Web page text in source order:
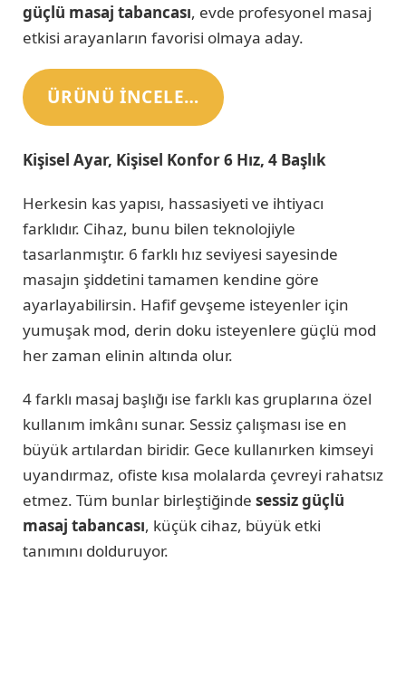
güçlü masaj tabancası, evde profesyonel masaj
etkisi arayanların favorisi olmaya aday.
ÜRÜNÜ INCELE…
Kişisel Ayar, Kişisel Konfor 6 Hız, 4 Başlık
Herkesin kas yapısı, hassasiyeti ve ihtiyacı
farklıdır. Cihaz, bunu bilen teknolojiyle
tasarlanmıştır. 6 farklı hız seviyesi sayesinde
masajın şiddetini tamamen kendine göre
ayarlayabilirsin. Hafif gevşeme isteyenler için
yumuşak mod, derin doku isteyenlere güçlü mod
her zaman elinin altında olur.
4 farklı masaj başlığı ise farklı kas gruplarına özel
kullanım imkânı sunar. Sessiz çalışması ise en
büyük artılardan biridir. Gece kullanırken kimseyi
uyandırmaz, ofiste kısa molalarda çevreyi rahatsız
etmez. Tüm bunlar birleştiğinde sessiz güçlü
masaj tabancası, küçük cihaz, büyük etki
tanımını dolduruyor.